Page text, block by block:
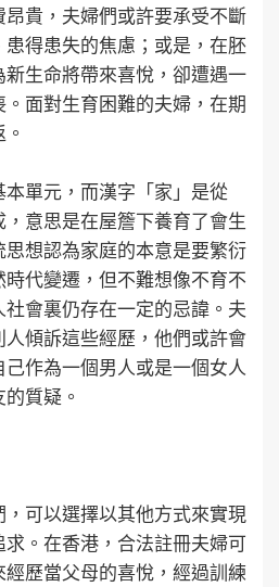
貴，夫婦們或許要承受不斷
得患失的焦慮；或是，在胚
生命將帶來喜悅，卻遭遇一
面對生育困難的夫婦，在期
單元，而漢字「家」是從
，意思是在屋簷下養育了會生
想認為家庭的本意是要繁衍
代變遷，但不難想像不育不
會裏仍存在一定的忌諱。夫
傾訴這些經歷，他們或許會
作為一個男人或是一個女人
質疑。
可以選擇以其他方式來實現
。在香港，合法註冊夫婦可
歷當父母的喜悅，經過訓練